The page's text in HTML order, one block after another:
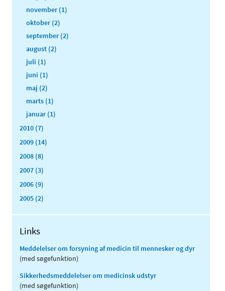
november (1)
oktober (2)
september (2)
august (2)
juli (1)
juni (1)
maj (2)
marts (1)
januar (1)
2010 (7)
2009 (14)
2008 (8)
2007 (3)
2006 (9)
2005 (2)
Links
Meddelelser om forsyning af medicin til mennesker og dyr
(med søgefunktion)
Sikkerhedsmeddelelser om medicinsk udstyr
(med søgefunktion)